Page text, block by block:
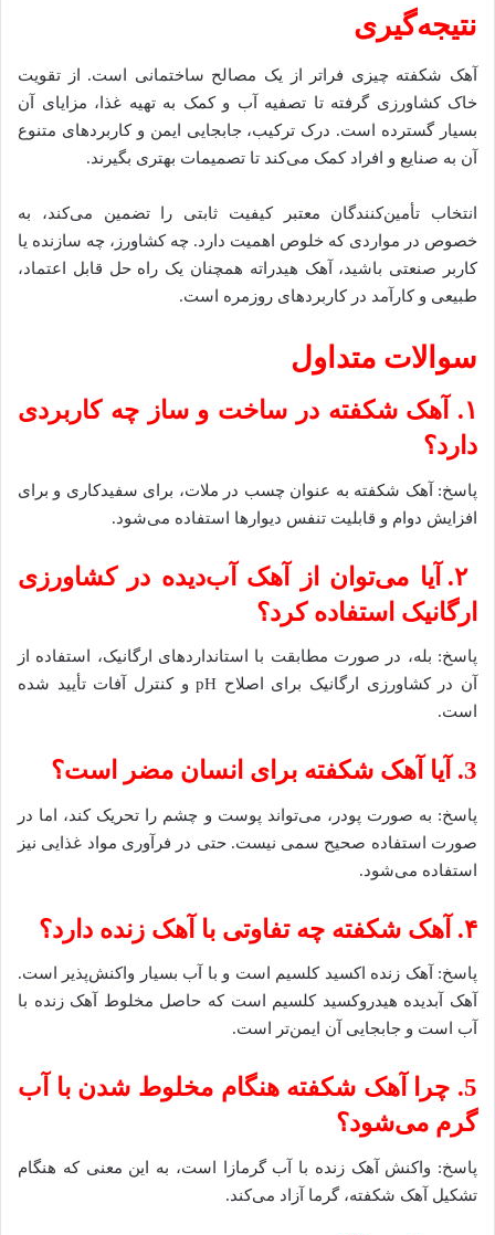
نتیجه‌گیری
آهک شکفته چیزی فراتر از یک مصالح ساختمانی است. از تقویت
خاک کشاورزی گرفته تا تصفیه آب و کمک به تهیه غذا، مزایای آن
بسیار گسترده است. درک ترکیب، جابجایی ایمن و کاربردهای متنوع
آن به صنایع و افراد کمک می‌کند تا تصمیمات بهتری بگیرند.
انتخاب تأمین‌کنندگان معتبر کیفیت ثابتی را تضمین می‌کند، به
خصوص در مواردی که خلوص اهمیت دارد. چه کشاورز، چه سازنده یا
کاربر صنعتی باشید، آهک هیدراته همچنان یک راه حل قابل اعتماد،
طبیعی و کارآمد در کاربردهای روزمره است.
سوالات متداول
۱. آهک شکفته در ساخت و ساز چه کاربردی
دارد؟
پاسخ: آهک شکفته به عنوان چسب در ملات، برای سفیدکاری و برای
افزایش دوام و قابلیت تنفس دیوارها استفاده می‌شود.
۲. آیا می‌توان از آهک آب‌دیده در کشاورزی
ارگانیک استفاده کرد؟
پاسخ: بله، در صورت مطابقت با استانداردهای ارگانیک، استفاده از
آن در کشاورزی ارگانیک برای اصلاح pH و کنترل آفات تأیید شده
است.
3. آیا آهک شکفته برای انسان مضر است؟
پاسخ: به صورت پودر، می‌تواند پوست و چشم را تحریک کند، اما در
صورت استفاده صحیح سمی نیست. حتی در فرآوری مواد غذایی نیز
استفاده می‌شود.
۴. آهک شکفته چه تفاوتی با آهک زنده دارد؟
پاسخ: آهک زنده اکسید کلسیم است و با آب بسیار واکنش‌پذیر است.
آهک آبدیده هیدروکسید کلسیم است که حاصل مخلوط آهک زنده با
آب است و جابجایی آن ایمن‌تر است.
5. چرا آهک شکفته هنگام مخلوط شدن با آب
گرم می‌شود؟
پاسخ: واکنش آهک زنده با آب گرمازا است، به این معنی که هنگام
تشکیل آهک شکفته، گرما آزاد می‌کند.